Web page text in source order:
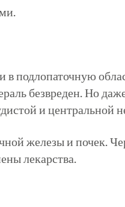
подлопаточную
безвреден. Но
и центральной
железы и почек.
лекарства.